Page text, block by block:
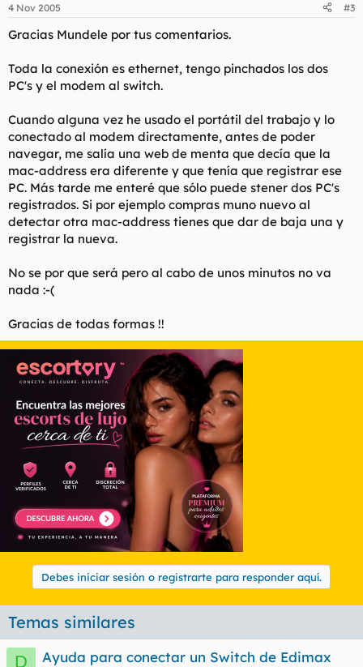
4 Nov 2005 #3
Gracias Mundele por tus comentarios.
Toda la conexión es ethernet, tengo pinchados los dos
PC's y el modem al switch.
Cuando alguna vez he usado el portátil del trabajo y lo
conectado al modem directamente, antes de poder
navegar, me salía una web de menta que decía que la
mac-address era diferente y que tenía que registrar ese
PC. Más tarde me enteré que sólo puede stener dos PC's
registrados. Si por ejemplo compras muno nuevo al
detectar otra mac-address tienes que dar de baja una y
registrar la nueva.
No se por que será pero al cabo de unos minutos no va
nada :-(
Gracias de todas formas !!
Debes iniciar sesión o registrarte para responder aquí.
Temas similares
D
Ayuda para conectar un Switch de Edimax